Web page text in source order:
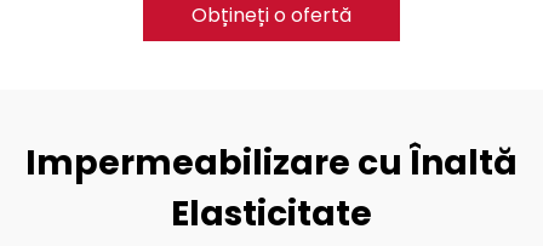
Obțineți o ofertă
Impermeabilizare cu Înaltă
Elasticitate